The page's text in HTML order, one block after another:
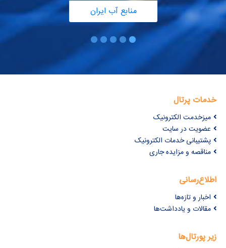
منابع آب ایران
خدمات پرتال
میزخدمت الکترونیک
عضویت در سایت
پشتیبانی خدمات الکترونیک
مناقصه و مزایده جاری
اطلاع‌رسانی
اخبار و تازه‌ها
مقالات و یادداشت‌ها
زیر پورتال‌ها